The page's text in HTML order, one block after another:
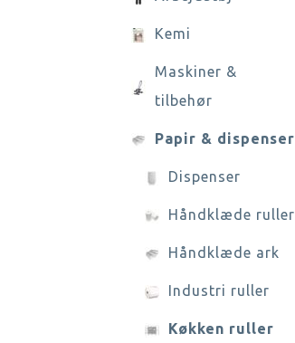
Kemi
Maskiner &
tilbehør
Papir & dispenser
Dispenser
Håndklæde ruller
Håndklæde ark
Industri ruller
Køkken ruller